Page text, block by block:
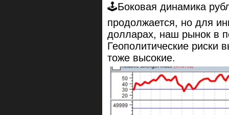
🕹Боковая динамика
продолжается, но для
долларах, наш рынок в
Геополитические риски
тоже высокие.